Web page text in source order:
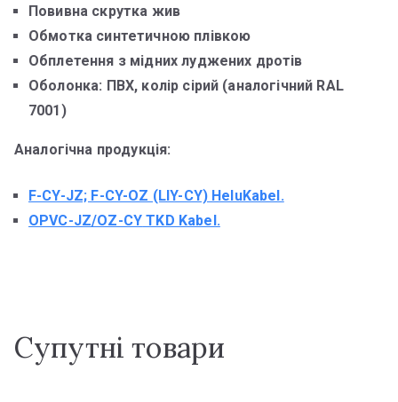
Повивна скрутка жив
Обмотка синтетичною плівкою
Обплетення з мідних луджених дротів
Оболонка: ПВХ, колір сірий (аналогічний RAL
7001)
Аналогічна продукція:
F-CY-JZ; F-CY-OZ (LIY-CY) HeluKabel.
OPVC-JZ/OZ-CY TKD Kabel.
Супутні товари